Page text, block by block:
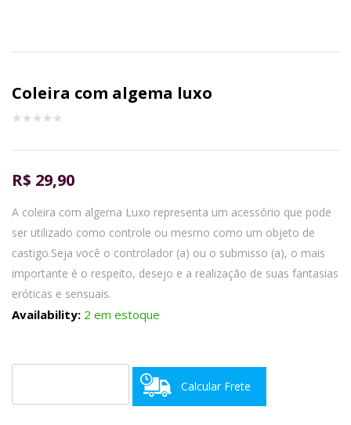
Coleira com algema luxo
R$ 29,90
A coleira com algema Luxo representa um acessório que pode
ser utilizado como controle ou mesmo como um objeto de
castigo.Seja você o controlador (a) ou o submisso (a), o mais
importante é o respeito, desejo e a realização de suas fantasias
eróticas e sensuais.
Availability: 2 em estoque
Calcular Frete